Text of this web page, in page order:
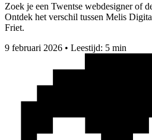
Zoek je een Twentse webdesigner of
Ontdek het verschil tussen Melis
Friet.
9 februari 2026 • Leestijd: 5 min